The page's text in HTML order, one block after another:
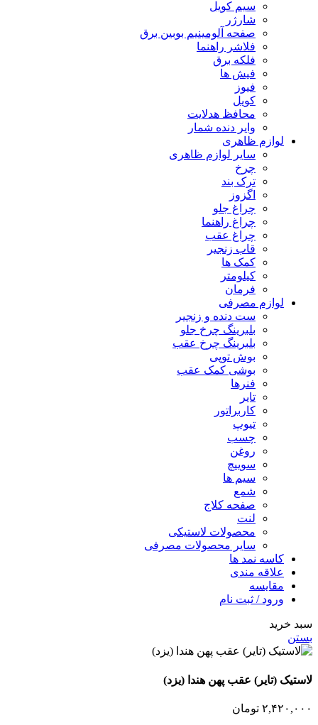
سیم کویل
شارژر
صفحه آلومینیم بوبین برق
فلاشر راهنما
فلکه برق
فیش ها
فیوز
کویل
محافظ هدلایت
وایر دنده شمار
لوازم ظاهری
سایر لوازم ظاهری
چرخ
ترک بند
اگزوز
چراغ جلو
چراغ راهنما
چراغ عقب
قاب زنجیر
کمک ها
کیلومتر
فرمان
لوازم مصرفی
ست دنده و زنجیر
بلبرینگ چرخ جلو
بلبرینگ چرخ عقب
بوش توپی
بوشی کمک عقب
فنرها
تایر
کاربراتور
تیوپ
چسب
روغن
سوییچ
سیم ها
شمع
صفحه کلاج
لنت
محصولات لاستیکی
سایر محصولات مصرفی
کاسه نمد ها
علاقه مندی
مقایسه
ورود / ثبت نام
سبد خرید
بستن
لاستیک (تایر) عقب پهن هندا (یزد)
۲,۴۲۰,۰۰۰ تومان